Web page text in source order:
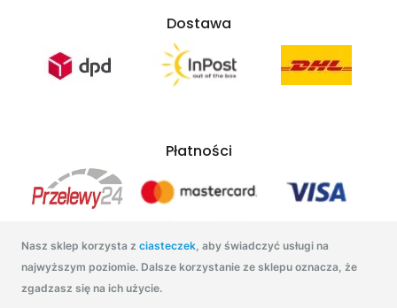
Nasz sklep korzysta z ciasteczek, aby świadczyć usługi na
najwyższym poziomie. Dalsze korzystanie ze sklepu oznacza, że
zgadzasz się na ich użycie.
Dostawa
Płatności